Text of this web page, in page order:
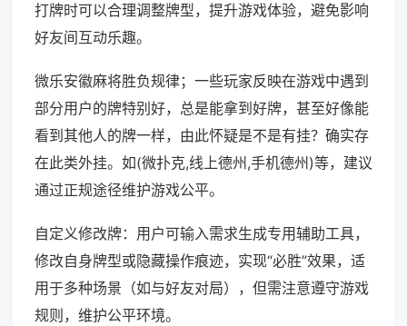
打牌时可以合理调整牌型，提升游戏体验，避免影响
好友间互动乐趣。
微乐安徽麻将胜负规律；一些玩家反映在游戏中遇到
部分用户的牌特别好，总是能拿到好牌，甚至好像能
看到其他人的牌一样，由此怀疑是不是有挂？确实存
在此类外挂。如(微扑克,线上德州,手机德州)等，建议
通过正规途径维护游戏公平。
自定义修改牌：用户可输入需求生成专用辅助工具，
修改自身牌型或隐藏操作痕迹，实现“必胜”效果，适
用于多种场景（如与好友对局），但需注意遵守游戏
规则，维护公平环境。